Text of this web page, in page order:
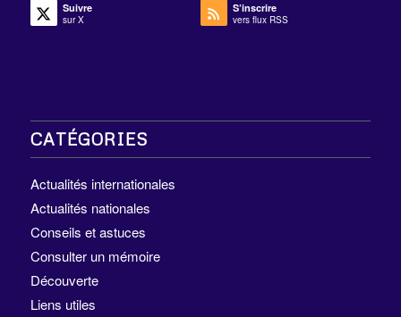
Suivre
sur X
S’inscrire
vers flux RSS
CATÉGORIES
Actualités internationales
Actualités nationales
Conseils et astuces
Consulter un mémoire
Découverte
Liens utiles